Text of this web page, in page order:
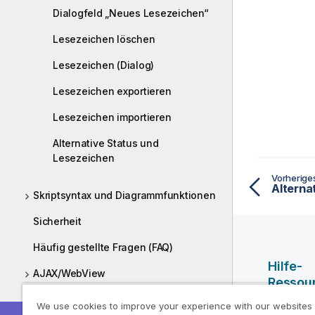
Dialogfeld „Neues Lesezeichen“
Lesezeichen löschen
Lesezeichen (Dialog)
Lesezeichen exportieren
Lesezeichen importieren
Alternative Status und
Lesezeichen
Skriptsyntax und Diagrammfunktionen
Sicherheit
Häufig gestellte Fragen (FAQ)
AJAX/WebView
Bereitstellen
Hilfe-
Qlik Hilfe-
We use cookies to improve your experience with our websites